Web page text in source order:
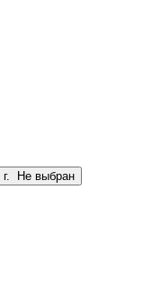
г.
Не выбран